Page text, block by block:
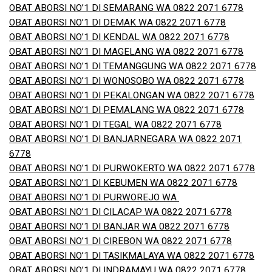
OBAT ABORSI NO’1 DI SEMARANG WA 0822 2071 6778
OBAT ABORSI NO’1 DI DEMAK WA 0822 2071 6778
OBAT ABORSI NO’1 DI KENDAL WA 0822 2071 6778
OBAT ABORSI NO’1 DI MAGELANG WA 0822 2071 6778
OBAT ABORSI NO’1 DI TEMANGGUNG WA 0822 2071 6778
OBAT ABORSI NO’1 DI WONOSOBO WA 0822 2071 6778
OBAT ABORSI NO’1 DI PEKALONGAN WA 0822 2071 6778
OBAT ABORSI NO’1 DI PEMALANG WA 0822 2071 6778
OBAT ABORSI NO’1 DI TEGAL WA 0822 2071 6778
OBAT ABORSI NO’1 DI BANJARNEGARA WA 0822 2071
6778
OBAT ABORSI NO’1 DI PURWOKERTO WA 0822 2071 6778
OBAT ABORSI NO’1 DI KEBUMEN WA 0822 2071 6778
OBAT ABORSI NO’1 DI PURWOREJO WA
OBAT ABORSI NO’1 DI CILACAP WA 0822 2071 6778
OBAT ABORSI NO’1 DI BANJAR WA 0822 2071 6778
OBAT ABORSI NO’1 DI CIREBON WA 0822 2071 6778
OBAT ABORSI NO’1 DI TASIKMALAYA WA 0822 2071 6778